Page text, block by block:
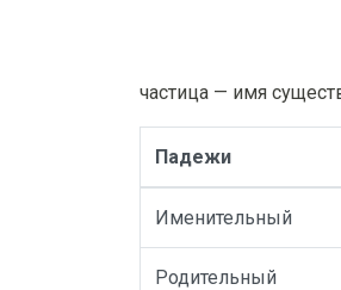
частица — имя
Падежи
Именительный
Родительный